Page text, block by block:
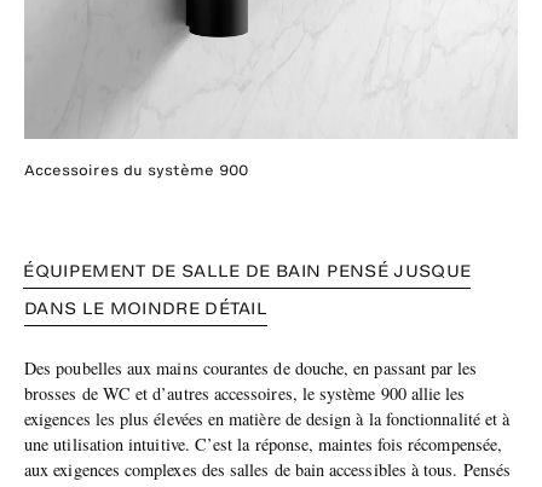
Accessoires du système 900
ÉQUIPEMENT DE SALLE DE BAIN PENSÉ JUSQUE
DANS LE MOINDRE DÉTAIL
Des poubelles aux mains courantes de douche, en passant par les
brosses de WC et d’autres accessoires, le système 900 allie les
exigences les plus élevées en matière de design à la fonctionnalité et à
une utilisation intuitive. C’est la réponse, maintes fois récompensée,
aux exigences complexes des salles de bain accessibles à tous. Pensés